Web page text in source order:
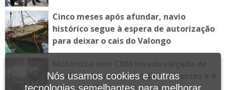
Cinco meses após afundar, navio
histórico segue à espera de autorização
para deixar o cais do Valongo
lanchonete, atropela quatro clientes e é
Nós usamos cookies e outras